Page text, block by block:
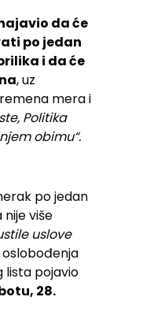
da će
po jedan
i da će
, uz
mera i
Politika
obimu“.
po jedan
nije više
uslove
oslobođenja
lista pojavio
28.